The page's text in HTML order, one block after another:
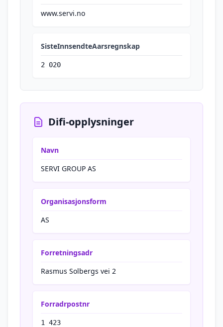
www.servi.no
SisteInnsendteAarsregnskap
2 020
Difi-opplysninger
Navn
SERVI GROUP AS
Organisasjonsform
AS
Forretningsadr
Rasmus Solbergs vei 2
Forradrpostnr
1 423